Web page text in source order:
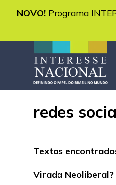
NOVO! Programa
redes
Textos
Virada Neoliberal?